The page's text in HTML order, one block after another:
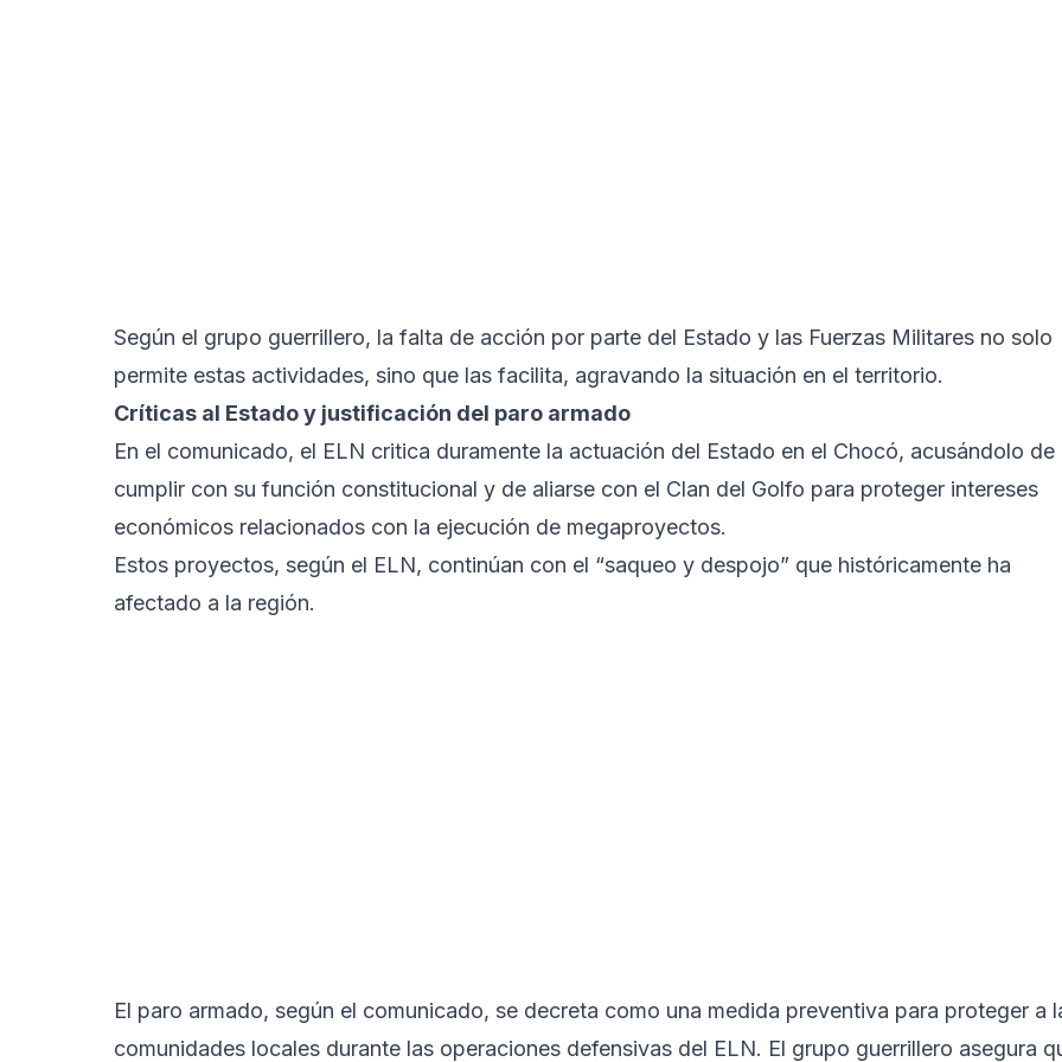
Según el grupo guerrillero, la falta de acción por parte del Estado y las Fuerzas Militares no solo
permite estas actividades, sino que las facilita, agravando la situación en el territorio.
Críticas al Estado y justificación del paro armado
En el comunicado, el ELN critica duramente la actuación del Estado en el Chocó, acusándolo de
cumplir con su función constitucional y de aliarse con el Clan del Golfo para proteger intereses
económicos relacionados con la ejecución de megaproyectos.
Estos proyectos, según el ELN, continúan con el “saqueo y despojo” que históricamente ha
afectado a la región.
El paro armado, según el comunicado, se decreta como una medida preventiva para proteger a
comunidades locales durante las operaciones defensivas del ELN. El grupo guerrillero asegura